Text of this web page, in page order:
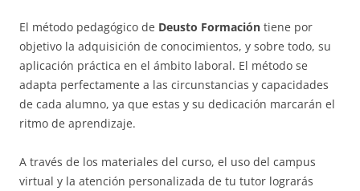
El método pedagógico de Deusto Formación tiene por
objetivo la adquisición de conocimientos, y sobre todo, su
aplicación práctica en el ámbito laboral. El método se
adapta perfectamente a las circunstancias y capacidades
de cada alumno, ya que estas y su dedicación marcarán el
ritmo de aprendizaje.
A través de los materiales del curso, el uso del campus
virtual y la atención personalizada de tu tutor lograrás